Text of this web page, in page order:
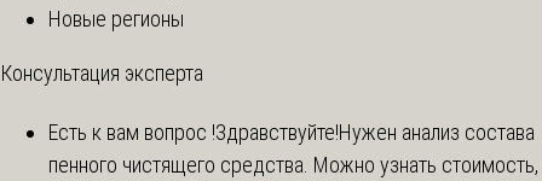
Новые регионы
Консультация эксперта
Есть к вам вопрос !Здравствуйте!Нужен анализ состава
пенного чистящего средства. Можно узнать стоимость,